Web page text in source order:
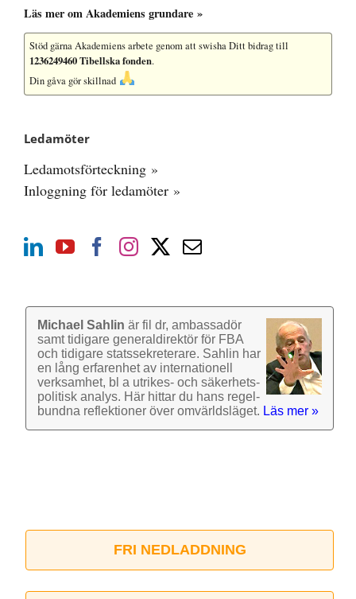
Läs mer om Akademiens grundare »
Stöd gärna Akademiens arbete genom att swisha Ditt bidrag till
1236249460 Tibellska fonden.
Din gåva gör skillnad
Ledamöter
Ledamotsförteckning »
Inloggning för ledamöter »
Michael Sahlin är fil dr, ambassadör
samt tidigare general­direktör för FBA
och tidigare stats­sekre­terare. Sahlin har
en lång erfarenhet av inter­nationell
verk­samhet, bl a utrikes- och säkerhets­
politisk analys. Här hittar du hans regel­
bundna reflek­tioner över omvärlds­läget. Läs mer »
FRI NEDLADDNING